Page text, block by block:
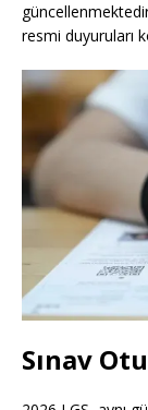
resmi duyuruları
Sınav